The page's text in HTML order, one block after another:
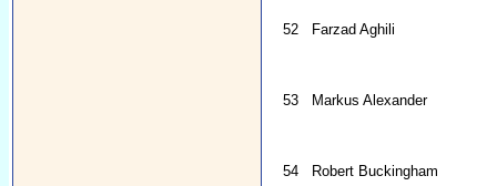
52 Farzad Aghili
53 Markus Alexander
54 Robert Buckingham